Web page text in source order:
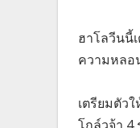
ฮาโลวีนนี้
ความหลอ
เตรียมตัว